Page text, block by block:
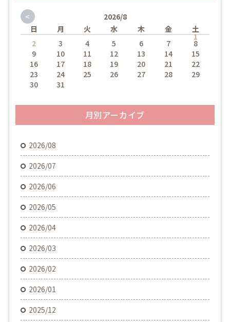
<
2026/8
日
月 火 水 木 金 土
1
2 3 4 5 6 7
8
9
10 11 12 13 14
15
16
17 18 19 20 21
22
23
24 25 26 27 28
29
30
31
月別アーカイブ
2026/08
2026/07
2026/06
2026/05
2026/04
2026/03
2026/02
2026/01
2025/12